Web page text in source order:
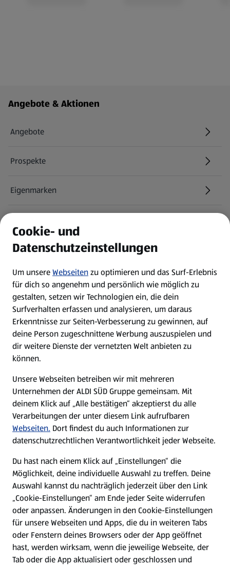
Fußzeilenmenü - weitere Links
Angebote & Aktionen
Angebote
Prospekte
Eigenmarken
Newsletter
WhatsApp
Über ALDI SÜD
Filialen
Nachhaltigkeit
Karriere
Presse
Hilfe & Kontakt
(öffnet in einem neuen Tab)
Unternehmen
Folge uns hier:
Cookie- und
Datenschutzeinstellungen
Um unsereWebseitenzu optimieren und das Surf-Erlebnis
für dich so angenehm und persönlich wie möglich zu
gestalten, setzen wir Technologien ein, die dein
Surfverhalten erfassen und analysieren, um daraus
Erkenntnisse zur Seiten-Verbesserung zu gewinnen, auf
deine Person zugeschnittene Werbung auszuspielen und
dir weitere Dienste der vernetzten Welt anbieten zu
können.
Unsere Webseiten betreiben wir mit mehreren
Unternehmen der ALDI SÜD Gruppe gemeinsam. Mit
deinem Klick auf „Alle bestätigen“ akzeptierst du alle
Verarbeitungen der unter diesem Link aufrufbaren
Webseiten. Dort findest du auch Informationen zur
datenschutzrechtlichen Verantwortlichkeit jeder Webseite.
Du hast nach einem Klick auf „Einstellungen“ die
Möglichkeit, deine individuelle Auswahl zu treffen. Deine
Auswahl kannst du nachträglich jederzeit über den Link
„Cookie-Einstellungen“ am Ende jeder Seite widerrufen
oder anpassen. Änderungen in den Cookie-Einstellungen
für unsere Webseiten und Apps, die du in weiteren Tabs
oder Fenstern deines Browsers oder der App geöffnet
hast, werden wirksam, wenn die jeweilige Webseite, der
Tab oder die App aktualisiert oder geschlossen und